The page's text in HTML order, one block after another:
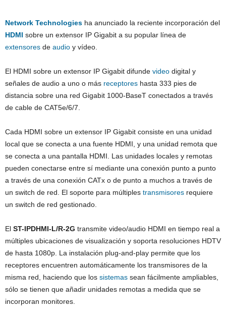
Network Technologies ha anunciado la reciente incorporación del
HDMI sobre un extensor IP Gigabit a su popular línea de
extensores de audio y vídeo.
El HDMI sobre un extensor IP Gigabit difunde video digital y
señales de audio a uno o más receptores hasta 333 pies de
distancia sobre una red Gigabit 1000-BaseT conectados a través
de cable de CAT5e/6/7.
Cada HDMI sobre un extensor IP Gigabit consiste en una unidad
local que se conecta a una fuente HDMI, y una unidad remota que
se conecta a una pantalla HDMI. Las unidades locales y remotas
pueden conectarse entre sí mediante una conexión punto a punto
a través de una conexión CATx o de punto a muchos a través de
un switch de red. El soporte para múltiples transmisores requiere
un switch de red gestionado.
El ST-IPDHMI-L/R-2G transmite video/audio HDMI en tiempo real a
múltiples ubicaciones de visualización y soporta resoluciones HDTV
de hasta 1080p. La instalación plug-and-play permite que los
receptores encuentren automáticamente los transmisores de la
misma red, haciendo que los sistemas sean fácilmente ampliables,
sólo se tienen que añadir unidades remotas a medida que se
incorporan monitores.